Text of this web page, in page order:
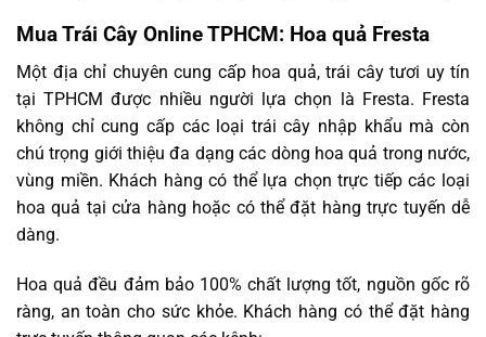
Mua Trái Cây Online TPHCM: Hoa quả Fresta
Một địa chỉ chuyên cung cấp hoa quả, trái cây tươi uy tín
tại TPHCM được nhiều người lựa chọn là Fresta. Fresta
không chỉ cung cấp các loại trái cây nhập khẩu mà còn
chú trọng giới thiệu đa dạng các dòng hoa quả trong nước,
vùng miền. Khách hàng có thể lựa chọn trực tiếp các loại
hoa quả tại cửa hàng hoặc có thể đặt hàng trực tuyến dễ
dàng.
Hoa quả đều đảm bảo 100% chất lượng tốt, nguồn gốc rõ
ràng, an toàn cho sức khỏe. Khách hàng có thể đặt hàng